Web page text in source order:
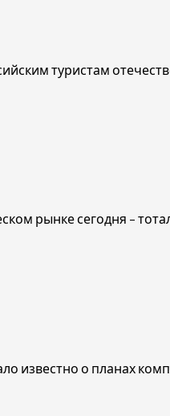
туристам
рынке сегодня –
известно о планах